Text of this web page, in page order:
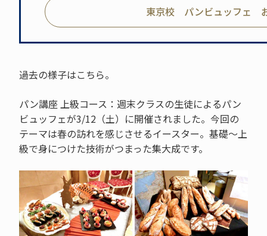
東京校 パンビュッフェ
過去の様子はこちら。
パン講座 上級コース：週末クラスの生徒によるパン
ビュッフェが3/12（土）に開催されました。今回の
テーマは春の訪れを感じさせるイースター。基礎～上
級で身につけた技術がつまった集大成です。